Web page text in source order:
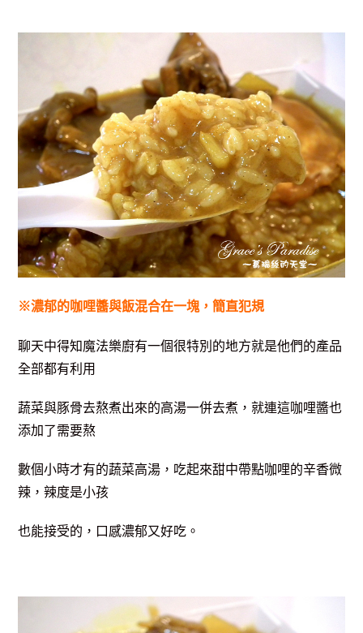
※濃郁的咖哩醬與飯混合在一塊，簡直犯規
聊天中得知魔法樂廚有一個很特別的地方就是他們的產品
全部都有利用
蔬菜與豚骨去熬煮出來的高湯一併去煮，就連這咖哩醬也
添加了需要熬
數個小時才有的蔬菜高湯，吃起來甜中帶點咖哩的辛香微
辣，辣度是小孩
也能接受的，口感濃郁又好吃。